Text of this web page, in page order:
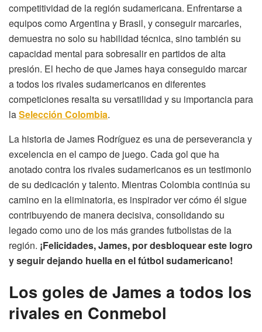
competitividad de la región sudamericana. Enfrentarse a
equipos como Argentina y Brasil, y conseguir marcarles,
demuestra no solo su habilidad técnica, sino también su
capacidad mental para sobresalir en partidos de alta
presión. El hecho de que James haya conseguido marcar
a todos los rivales sudamericanos en diferentes
competiciones resalta su versatilidad y su importancia para
laSelección Colombia.
La historia de James Rodríguez es una de perseverancia y
excelencia en el campo de juego. Cada gol que ha
anotado contra los rivales sudamericanos es un testimonio
de su dedicación y talento. Mientras Colombia continúa su
camino en la eliminatoria, es inspirador ver cómo él sigue
contribuyendo de manera decisiva, consolidando su
legado como uno de los más grandes futbolistas de la
región. ¡Felicidades, James, por desbloquear este logro
y seguir dejando huella en el fútbol sudamericano!
Los goles de James a todos los
rivales en Conmebol